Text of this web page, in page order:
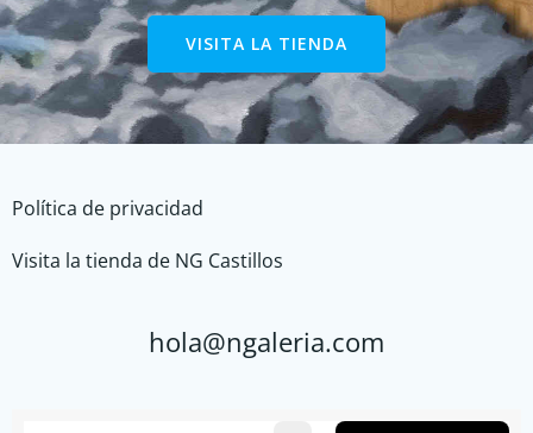
VISITA LA TIENDA
Política de privacidad
Visita la tienda de NG Castillos
hola@ngaleria.com